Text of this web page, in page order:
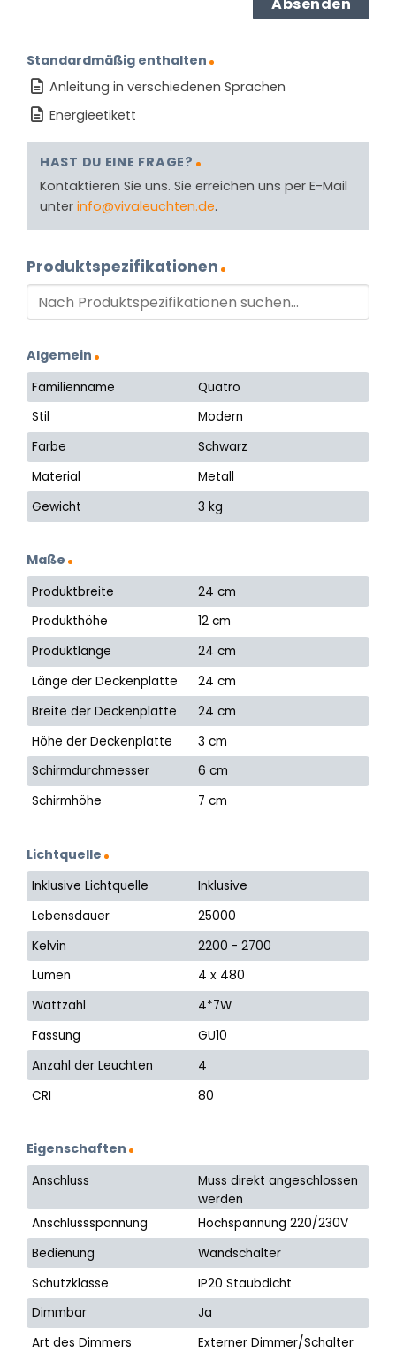
Standardmäßig enthalten
Anleitung in verschiedenen Sprachen
Energieetikett
HAST DU EINE FRAGE?
Kontaktieren Sie uns. Sie erreichen uns per E-Mail
unter info@vivaleuchten.de.
Produktspezifikationen
Algemein
Familienname
Quatro
Stil
Modern
Farbe
Schwarz
Material
Metall
Gewicht
3 kg
Maße
Produktbreite
24 cm
Produkthöhe
12 cm
Produktlänge
24 cm
Länge der Deckenplatte
24 cm
Breite der Deckenplatte
24 cm
Höhe der Deckenplatte
3 cm
Schirmdurchmesser
6 cm
Schirmhöhe
7 cm
Lichtquelle
Inklusive Lichtquelle
Inklusive
Lebensdauer
25000
Kelvin
2200 - 2700
Lumen
4 x 480
Wattzahl
4*7W
Fassung
GU10
Anzahl der Leuchten
4
CRI
80
Eigenschaften
Anschluss
Muss direkt angeschlossen
werden
Anschlussspannung
Hochspannung 220/230V
Bedienung
Wandschalter
Schutzklasse
IP20 Staubdicht
Dimmbar
Ja
Art des Dimmers
Externer Dimmer/Schalter